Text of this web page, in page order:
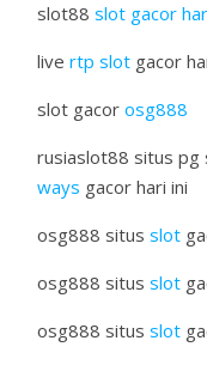
slot88 slot gacor
live rtp slot gacor
slot gacor osg888
rusiaslot88 situs pg
ways gacor hari ini
osg888 situs slot
osg888 situs slot
osg888 situs slot